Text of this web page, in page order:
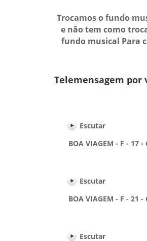
Trocamos o fundo
e não tem como
fundo musical Para
Telemensagem por
Escutar
BOA VIAGEM - F - 17 -
Escutar
BOA VIAGEM - F - 21 -
Escutar